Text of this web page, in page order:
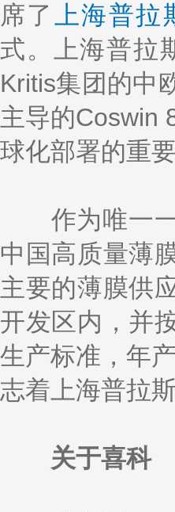
席了
上海普
式。上海普拉
Kritis集团的中
主导的Coswin
球化部署的重
作为唯一一
中国高质量薄
主要的薄膜供
开发区内，并
生产标准，年
志着上海普拉
关于喜科